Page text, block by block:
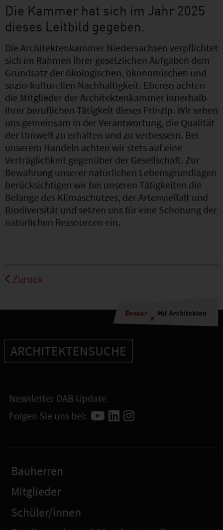
Die Kammer hat sich im Jahr 2025
dieses Leitbild gegeben.
Die Architektenkammer Niedersachsen verpflichtet
sich im Rahmen ihrer gesetzlichen Aufgaben dem
Grundsatz der ökologischen, ökonomischen und
sozio-kulturellen Nachhaltigkeit. Ebenso achten
die Mitglieder der Architektenkammer innerhalb
ihrer beruflichen Tätigkeit dieses Prinzip. Wir sehen
uns gemeinsam in der Verantwortung, die Qualität
der Umwelt zu erhalten und zu verbessern. Bei
unserem Handeln achten wir stets auf eine
Verträglichkeit gegenüber der Gesellschaft. Zur
Bewahrung unserer natürlichen Lebensgrundlagen
berücksichtigen wir bei unseren Tätigkeiten die
Belange des Klimaschutzes, der Artenvielfalt und
Biodiversität und setzen uns für eine Schonung der
natürlichen Ressourcen ein.
Zurück
Besser Mit Architekten
ARCHITEKTENSUCHE
Newsletter DAB Update
Folgen Sie uns bei:
Bauherren
Mitglieder
Schüler/innen